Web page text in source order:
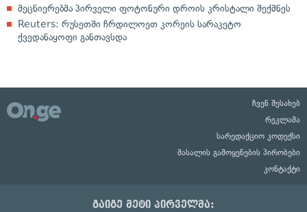
მეცნიერებმა პირველი ფოტონური დროის კრისტალი შექმნეს
Reuters: რუსეთში ჩრდილოეთ კორეის სარაკეტო
ქვედანაყოფი განთავსდა
ჩვენ შესახებ
რეკლამა
სარედაქციო კოდექსი
მასალის გამოყენების პირობები
კონტაქტი
გაიგე მეტი პირველმა: